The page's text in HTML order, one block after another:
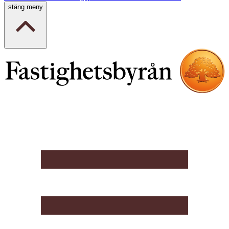
stäng meny